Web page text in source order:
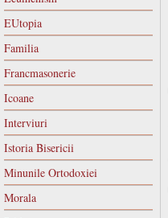
EUtopia
Familia
Francmasonerie
Icoane
Interviuri
Istoria Bisericii
Minunile Ortodoxiei
Morala